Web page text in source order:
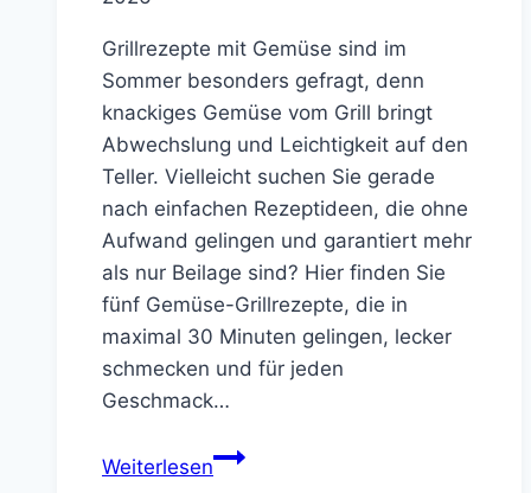
Grillrezepte mit Gemüse sind im
Sommer besonders gefragt, denn
knackiges Gemüse vom Grill bringt
Abwechslung und Leichtigkeit auf den
Teller. Vielleicht suchen Sie gerade
nach einfachen Rezeptideen, die ohne
Aufwand gelingen und garantiert mehr
als nur Beilage sind? Hier finden Sie
fünf Gemüse-Grillrezepte, die in
maximal 30 Minuten gelingen, lecker
schmecken und für jeden
Geschmack…
Weiterlesen5